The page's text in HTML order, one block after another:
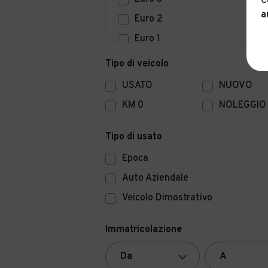
Euro 2
Euro 1
Euro 0
Tipo di veicolo
USATO
NUOVO
KM 0
NOLEGGIO
Tipo di usato
Epoca
Auto Aziendale
Veicolo Dimostrativo
Immatricolazione